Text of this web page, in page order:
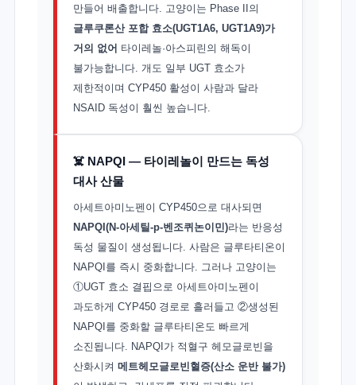
만들어 배출합니다. 고양이는 Phase II의
글루쿠론산 포합 효소(UGT1A6, UGT1A9)가
거의 없어 타이레놀·아스피린의 해독이
불가능합니다. 개도 일부 UGT 효소가
제한적이며 CYP450 활성이 사람과 달라
NSAID 독성이 훨씬 높습니다.
☠️ NAPQI — 타이레놀이 만드는 독성
대사 산물
아세트아미노펜이 CYP450으로 대사되면
NAPQI(N-아세틸-p-벤조퀴논이민)라는 반응성
독성 물질이 생성됩니다. 사람은 글루타티온이
NAPQI를 즉시 중화합니다. 그러나 고양이는
①UGT 효소 결핍으로 아세트아미노펜이
과도하게 CYP450 경로로 흘러들고 ②생성된
NAPQI를 중화할 글루타티온도 빠르게
소진됩니다. NAPQI가 적혈구 헤모글로빈을
산화시켜 메트헤모글로빈혈증(산소 운반 불가)